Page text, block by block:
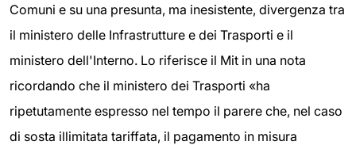
Comuni e su una presunta, ma inesistente, divergenza tra
il ministero delle Infrastrutture e dei Trasporti e il
ministero dell'Interno. Lo riferisce il Mit in una nota
ricordando che il ministero dei Trasporti «ha
ripetutamente espresso nel tempo il parere che, nel caso
di sosta illimitata tariffata, il pagamento in misura